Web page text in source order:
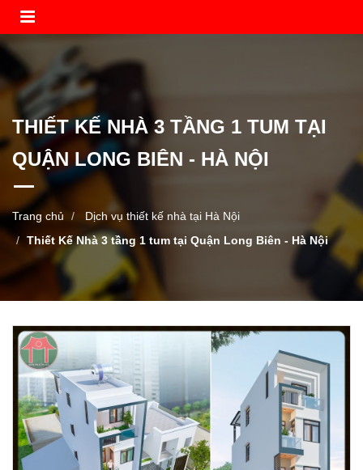
THIẾT KẾ NHÀ 3 TẦNG 1 TUM TẠI
QUẬN LONG BIÊN - HÀ NỘI
Trang chủ
Dịch vụ thiết kế nhà tại Hà Nội
Thiết Kế Nhà 3 tầng 1 tum tại Quận Long Biên - Hà Nội